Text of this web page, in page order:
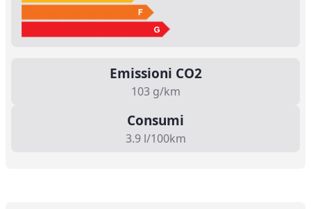
Emissioni CO2
103 g/km
Consumi
3.9 l/100km